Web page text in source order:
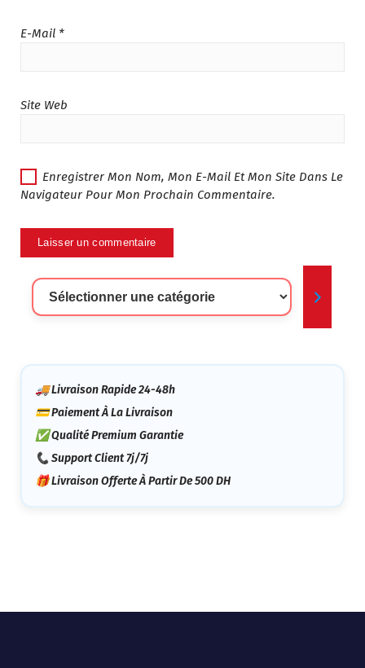
E-Mail *
Site Web
Enregistrer Mon Nom, Mon E-Mail Et Mon Site Dans Le
Navigateur Pour Mon Prochain Commentaire.
Sélectionner
🚚 Livraison Rapide 24-48h
💳 Paiement À La Livraison
✅ Qualité Premium Garantie
📞 Support Client 7j/7j
🎁 Livraison Offerte À Partir De 500 DH